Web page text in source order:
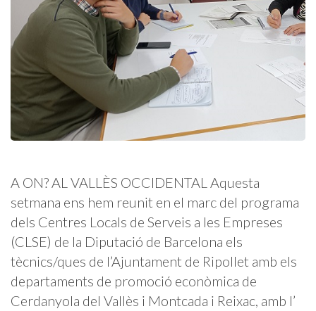
A ON? AL VALLÈS OCCIDENTAL Aquesta
setmana ens hem reunit en el marc del programa
dels Centres Locals de Serveis a les Empreses
(CLSE) de la Diputació de Barcelona els
tècnics/ques de l’Ajuntament de Ripollet amb els
departaments de promoció econòmica de
Cerdanyola del Vallès i Montcada i Reixac, amb l’